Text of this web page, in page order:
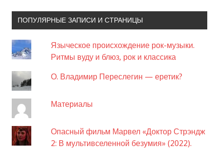
ПОПУЛЯРНЫЕ ЗАПИСИ И СТРАНИЦЫ
Языческое происхождение рок-музыки.
Ритмы вуду и блюз, рок и классика
О. Владимир Переслегин — еретик?
Материалы
Опасный фильм Марвел «Доктор Стрэндж
2: В мультивселенной безумия» (2022).